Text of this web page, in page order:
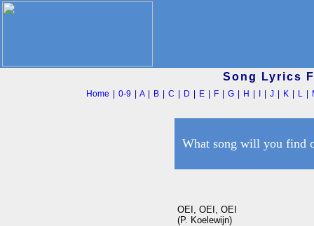
Song Lyrics
Home |0-9 |A| B |C D E F |G H |J K L
What song will you find
OEI, OEI, OEI
(P. Koelewijn)